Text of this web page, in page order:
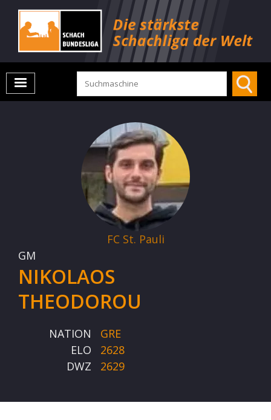
FC St. Pauli
GM
NIKOLAOS
THEODOROU
NATION
GRE
ELO
2628
DWZ
2629